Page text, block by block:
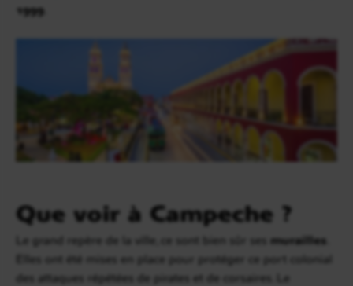
1999
Que voir à Campeche ?
Le grand repère de la ville, ce sont bien sûr ses murailles
Elles ont été mises en place pour protéger ce port colonial
des attaques répétées de pirates et de corsaires. Le